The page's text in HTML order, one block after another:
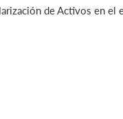
de Activos en el